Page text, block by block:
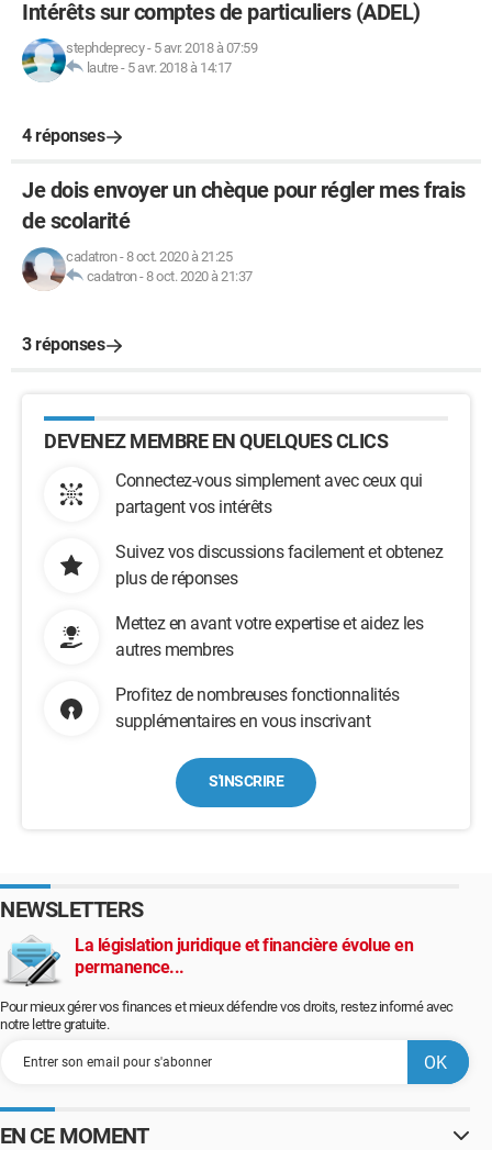
Intérêts sur comptes de particuliers (ADEL)
stephdeprecy- 5 avr. 2018 à 07:59
lautre- 5 avr. 2018 à 14:17
4 réponses
Je dois envoyer un chèque pour régler mes frais
de scolarité
cadatron-8 oct. 2020 à 21:25
cadatron-8 oct. 2020 à 21:37
3 réponses
DEVENEZ MEMBRE EN QUELQUES CLICS
Connectez-vous simplement avec ceux qui
partagent vos intérêts
Suivez vos discussions facilement et obtenez
plus de réponses
Mettez en avant votre expertise et aidez les
autres membres
Profitez de nombreuses fonctionnalités
supplémentaires en vous inscrivant
S'INSCRIRE
NEWSLETTERS
La législation juridique et financière évolue en
permanence...
Pour mieux gérer vos finances et mieux défendre vos droits, restez informé avec
notre lettre gratuite.
EN CE MOMENT